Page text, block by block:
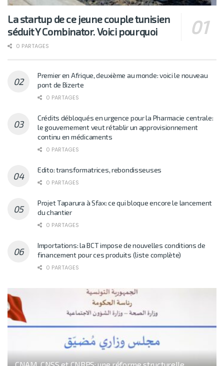
La startup de ce jeune couple tunisien
séduit Y Combinator. Voici pourquoi
0 PARTAGES
Premier en Afrique, deuxième au monde: voici le nouveau
pont de Bizerte
0 PARTAGES
Crédits débloqués en urgence pour la Pharmacie centrale:
le gouvernement veut rétablir un approvisionnement
continu en médicaments
0 PARTAGES
Edito: transformatrices, rebondisseuses
0 PARTAGES
Projet Taparura à Sfax: ce qui bloque encore le lancement
du chantier
0 PARTAGES
Importations: la BCT impose de nouvelles conditions de
financement pour ces produits (liste complète)
0 PARTAGES